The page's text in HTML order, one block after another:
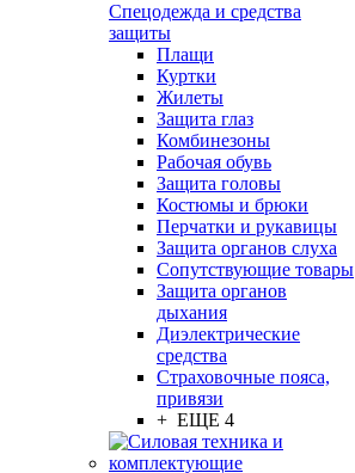
Спецодежда и средства
защиты
Плащи
Куртки
Жилеты
Защита глаз
Комбинезоны
Рабочая обувь
Защита головы
Костюмы и брюки
Перчатки и рукавицы
Защита органов слуха
Сопутствующие товары
Защита органов
дыхания
Диэлектрические
средства
Страховочные пояса,
привязи
+ ЕЩЕ 4